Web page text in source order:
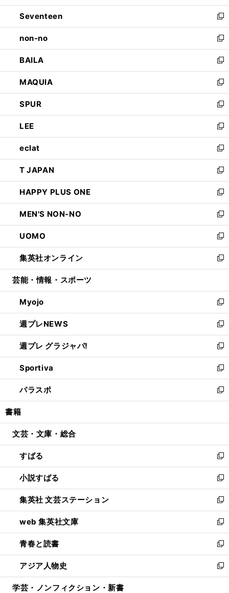
開
く
ウ
で
開
く
ン
ド
ウ
で
開
く
Seventeen
新
し
い
ウ
ィ
ン
ド
ウ
で
開
く
non-no
新
し
い
ウ
ィ
ン
ド
ウ
で
開
く
BAILA
新
し
い
ウ
ィ
ン
ド
ウ
で
開
く
MAQUIA
新
し
い
ウ
ィ
ン
ド
ウ
で
開
く
SPUR
新
し
い
ウ
ィ
ン
ド
ウ
で
開
く
LEE
新
し
い
ウ
ィ
ン
ド
ウ
で
開
く
eclat
新
し
い
ウ
ィ
ン
ド
ウ
で
開
く
T JAPAN
新
し
い
ウ
ィ
ン
ド
ウ
で
開
HAPPY PLUS ONE
新
し
い
ウ
ィ
ン
ド
ウ
開
く
MEN'S NON-NO
新
し
い
ウ
ィ
ン
ウ
で
開
く
UOMO
新
し
い
ウ
ン
ド
ウ
で
開
く
集英社オンライン
新
し
ウ
ィ
ン
ド
ウ
で
開
く
芸能・情報・スポーツ
Myojo
新
し
い
ウ
ィ
ン
ド
ウ
で
開
週プレNEWS
新
し
い
ウ
ィ
ン
ド
ウ
開
週プレ グラジャパ!
新
し
い
ウ
ィ
ン
ウ
開
く
Sportiva
新
し
い
ウ
ン
ウ
で
開
く
パラスポ
新
し
ウ
ン
ド
ウ
で
開
く
書籍
文芸・文庫・総合
すばる
新
し
い
ウ
ィ
ン
ド
ウ
で
開
く
小説すばる
新
し
い
ウ
ィ
ン
ド
ウ
で
開
集英社 文芸ステーション
新
し
い
ウ
ィ
ン
ド
ウ
web 集英社文庫
新
し
い
ウ
ィ
ン
青春と読書
新
し
い
ウ
アジア人物史
新
し
学芸・ノンフィクション・新書